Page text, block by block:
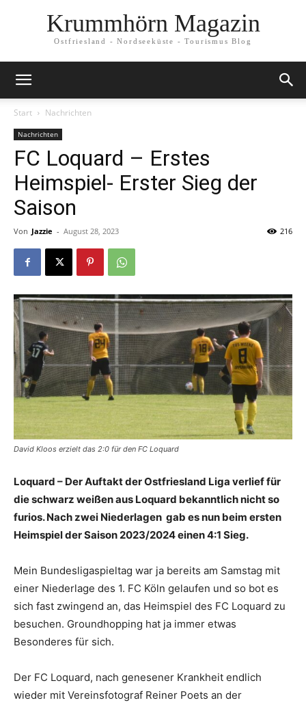
Krummhörn Magazin
Ostfriesland - Nordseeküste - Tourismus Blog
Start Nachrichten
Nachrichten
FC Loquard – Erstes
Heimspiel- Erster Sieg der
Saison
Von Jazzie - August 28, 2023 216
David Kloos erzielt das 2:0 für den FC Loquard
Loquard – Der Auftakt der Ostfriesland Liga verlief für
die schwarz weißen aus Loquard bekanntlich nicht so
furios. Nach zwei Niederlagen gab es nun beim ersten
Heimspiel der Saison 2023/2024 einen 4:1 Sieg.
Mein Bundesligaspieltag war ja bereits am Samstag mit
einer Niederlage des 1. FC Köln gelaufen und so bot es
sich fast zwingend an, das Heimspiel des FC Loquard zu
besuchen. Groundhopping hat ja immer etwas
Besonderes für sich.
Der FC Loquard, nach genesener Krankheit endlich
wieder mit Vereinsfotograf Reiner Poets an der